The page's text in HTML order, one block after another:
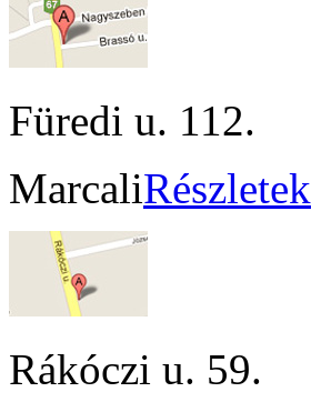
Füredi u. 112.
MarcaliRészletek
Rákóczi u. 59.